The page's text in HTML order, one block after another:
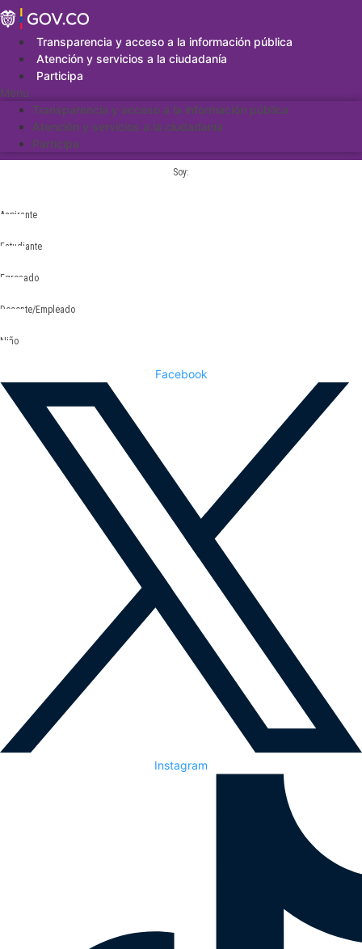
Saltar
al
contenidoTransparencia y acceso a la información pública
Atención y servicios a la ciudadanía
Participa
Menu
Transparencia y acceso a la información pública
Atención y servicios a la ciudadanía
Participa
Soy:
Aspirante
Estudiante
Egresado
Docente/Empleado
Niño
Facebook
Instagram